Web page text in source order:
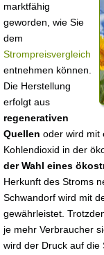
marktfähig
geworden, wie Sie
dem
Strompreisvergleich
entnehmen können.
Die Herstellung
erfolgt aus
regenerativen
Quellen oder wird mit
Kohlendioxid in der
der Wahl eines
Herkunft des Stroms
Schwandorf wird mit
gewährleistet.
je mehr Verbraucher
wird der Druck auf die